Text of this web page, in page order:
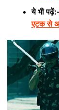
ये भी
एटक से